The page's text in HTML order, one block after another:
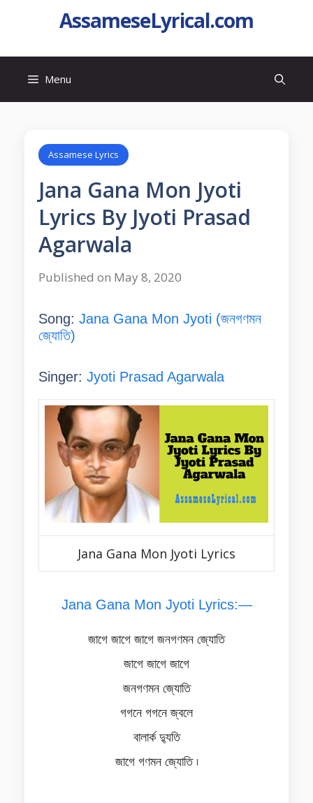
AssameseLyrical.com
Menu
Assamese Lyrics
Jana Gana Mon Jyoti
Lyrics By Jyoti Prasad
Agarwala
Published on May 8, 2020
Song: Jana Gana Mon Jyoti (জনগণমন
জ্যোতি)
Singer: Jyoti Prasad Agarwala
Jana Gana Mon Jyoti Lyrics
Jana Gana Mon Jyoti Lyrics:—
জাগে জাগে জাগে জনগণমন জ্যোতি
জাগে জাগে জাগে
জনগণমন জ্যোতি
গগনে গগনে জ্বলে
বালাৰ্ক দ্যুতি
জাগে গণমন জ্যোতি ৷